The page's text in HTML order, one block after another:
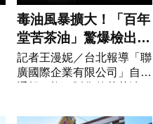
毒油風暴擴大！「百年
堂苦茶油」驚爆檢出致
癌物超標 北市府鐵腕
急下架
記者王漫妮／台北報導「聯
廣國際企業有限公司」自主
持續擴大！臺北市衛生局今